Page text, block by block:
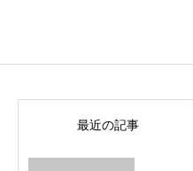
最近の記事